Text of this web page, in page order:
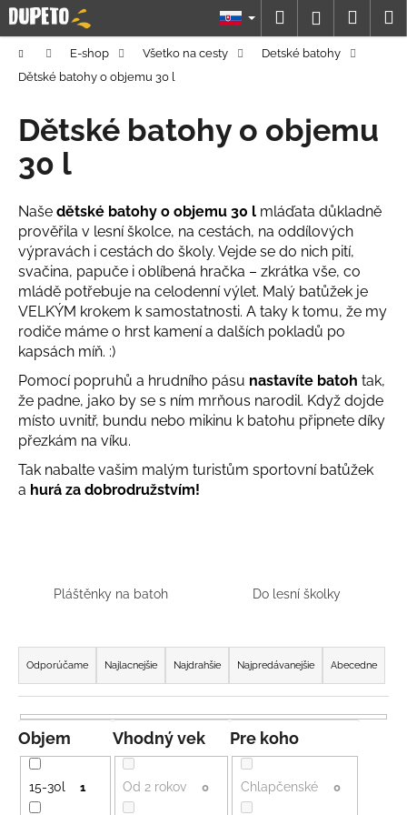
Prejsť
na
obsah
Hľadať
DomovE-shop Všetko na cesty
Detské batohy
Dětské batohy o objemu 30 l
Dětské batohy o objemu
30 l
Naše dětské batohy o objemu 30 l mláďata důkladně
prověřila v lesní školce, na cestách, na oddílových
výpravách i cestách do školy. Vejde se do nich pití,
svačina, papuče i oblíbená hračka – zkrátka vše, co
mládě potřebuje na celodenní výlet. Malý batůžek je
VELKÝM krokem k samostatnosti. A taky k tomu, že my
rodiče máme o hrst kamení a dalších pokladů po
kapsách míň. :)
Pomocí popruhů a hrudního pásu nastavíte batoh tak,
že padne, jako by se s ním mrňous narodil. Když dojde
místo uvnitř, bundu nebo mikinu k batohu připnete díky
přezkám na víku.
Tak nabalte vašim malým turistům sportovní batůžek
a hurá za dobrodružstvím!
Pláštěnky na batoh Do lesní školky
R
a
d
e
n
i
e
p
Odporúčame Najlacnejšie Najdrahšie Najpredávanejšie Abecedne
Objem
15-30l 1
Pre koho
Chlapčenské 0
Vhodný vek
Od 2 rokov 0
K
o
o
p
o
r
e
b
u
j
e
t
e
n
á
j
s
ť
O
d
p
o